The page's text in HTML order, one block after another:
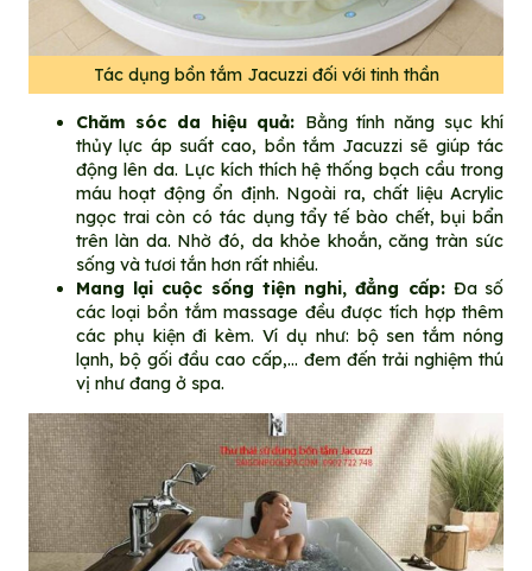
Tác dụng bồn tắm Jacuzzi đối với tinh thần
Chăm sóc da hiệu quả: Bằng tính năng sục khí
thủy lực áp suất cao, bồn tắm Jacuzzi sẽ giúp tác
động lên da. Lực kích thích hệ thống bạch cầu trong
máu hoạt động ổn định. Ngoài ra, chất liệu Acrylic
ngọc trai còn có tác dụng tẩy tế bào chết, bụi bẩn
trên làn da. Nhờ đó, da khỏe khoắn, căng tràn sức
sống và tươi tắn hơn rất nhiều.
Mang lại cuộc sống tiện nghi, đẳng cấp: Đa số
các loại bồn tắm massage đều được tích hợp thêm
các phụ kiện đi kèm. Ví dụ như: bộ sen tắm nóng
lạnh, bộ gối đầu cao cấp,… đem đến trải nghiệm thú
vị như đang ở spa.